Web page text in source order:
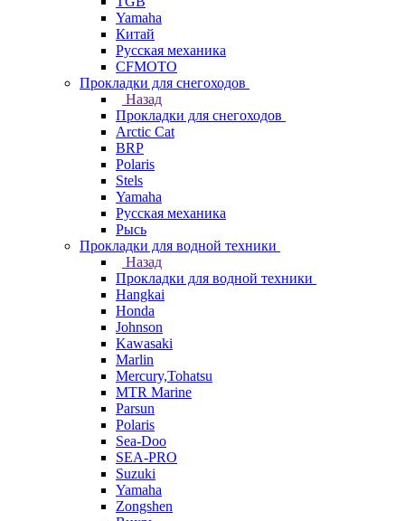
Yamaha
Китай
Русская механика
СFMOTO
Прокладки для снегоходов
Назад
Прокладки для снегоходов
Arctic Cat
BRP
Polaris
Stels
Yamaha
Русская механика
Рысь
Прокладки для водной техники
Назад
Прокладки для водной техники
Hangkai
Honda
Johnson
Kawasaki
Marlin
Mercury,Tohatsu
MTR Marine
Parsun
Polaris
Sea-Doo
SEA-PRO
Suzuki
Yamaha
Zongshen